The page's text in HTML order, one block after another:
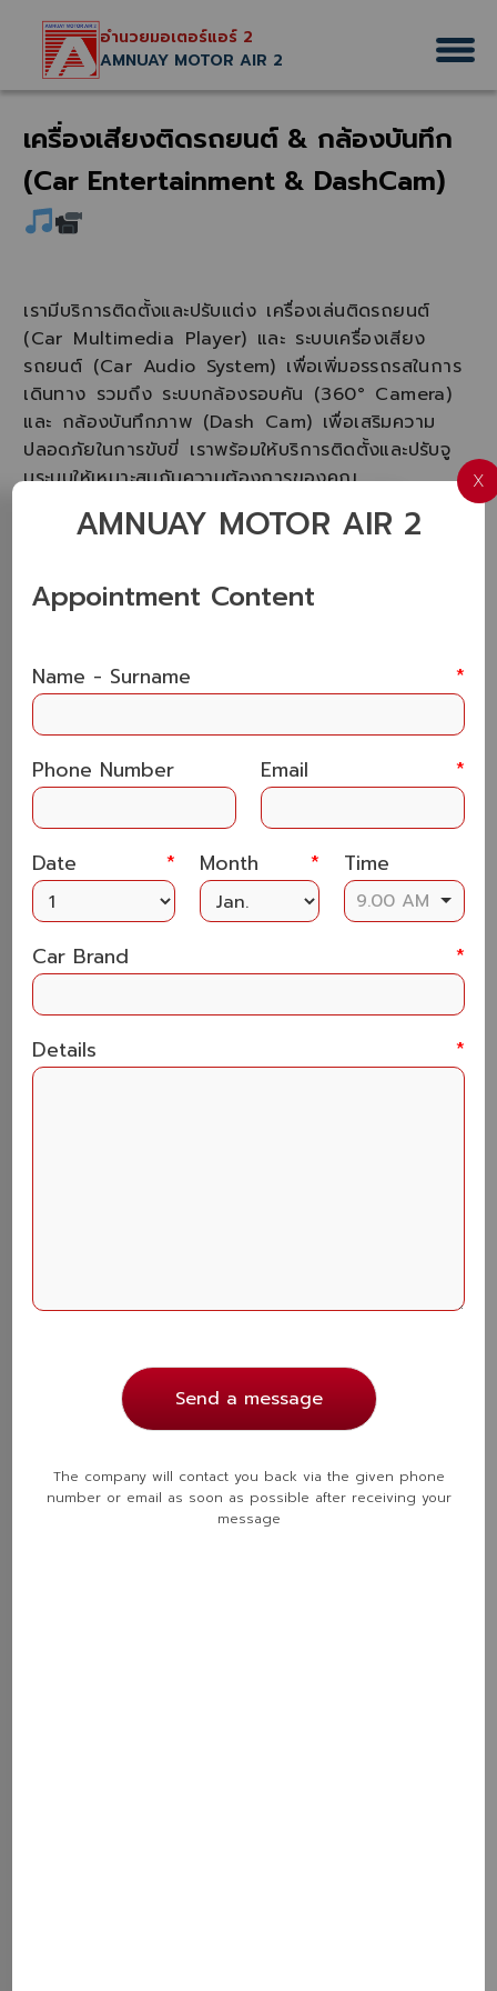
อำนวยมอเตอร์แอร์ 2
AMNUAY MOTOR AIR 2
เครื่องเสียงติดรถยนต์ & กล้องบันทึก
(Car Entertainment & DashCam)
เรามีบริการติดตั้งและปรับแต่ง เครื่องเล่นติดรถยนต์
(Car Multimedia Player) และ ระบบเครื่องเสียง
รถยนต์ (Car Audio System) เพื่อเพิ่มอรรถรสในการ
เดินทาง รวมถึง ระบบกล้องรอบคัน (360° Camera)
และ กล้องบันทึกภาพ (Dash Cam) เพื่อเสริมความ
ปลอดภัยในการขับขี่ เราพร้อมให้บริการติดตั้งและปรับจู
นระบบให้เหมาะสมกับความต้องการของคุณ
เครื่องเล่นติดรถยนต์ (Car Multimedia
อัปเกรดเครื่องเล่นให้รองรับการเชื่อมต่อ Bluetooth,
Android Player
– เครื่องเล่นมัลติมีเดียที่ครบครัน
รองรับอินเทอร์เน็ต ใช้งานแอปนำทาง และความบันเทิง
ผ่านหน้าจอสัมผัส รองรับ YouTube, Google Maps,
2 Din– เครื่องเล่นระดับHi-End
ให้คุณภาพเสียง
คมชัด พร้อมฟังก์ชันล้ำสมัย รองรับการเชื่อมต่อสมาร์ท
โฟนและอุปกรณ์เสริมต่างๆ
– เครื่องเล่นขนาดกะทัดรัด ติดตั้งได้ในรถทุก
รุ่น ออกแบบให้เหมาะกับพื้นที่ติดตั้งภายในรถ พร้อม
ฟังก์ชันพื้นฐานครบครัน
ต้องการเสียงเบสหนักแน่น หรือเสียงร้องคมชัดระดับสตูดิ
Speaker (ลำโพง)– อัปเกรดลำโพงจากโรงงาน
เป็นลำโพงคุณภาพสูง ให้เสียงที่ใสและชัดเจนกว่าเดิม
รองรับทุกแนวเพลง
Subwoofer (ซับวูฟเฟอร์) – เพิ่มมิติของเสียงเบส
ให้เสียงหนักแน่น ฟังเพลงแนว EDM, Hip-Hop หรือ
AMNUAY MOTOR AIR 2
Appointment Content
Name - Surname *
Phone Number Email *
Date * Month * Time
9.00 AM
Car Brand *
Details *
Send a message
The company will contact you back via the given phone
number or email as soon as possible after receiving your
message
X